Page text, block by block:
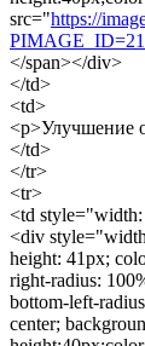
src="https://
</span></div>
</td>
<td>
<p>Улучшение
</td>
</tr>
<tr>
<td
<div
height: 41px;
right-radius:
bottom-left-
center;